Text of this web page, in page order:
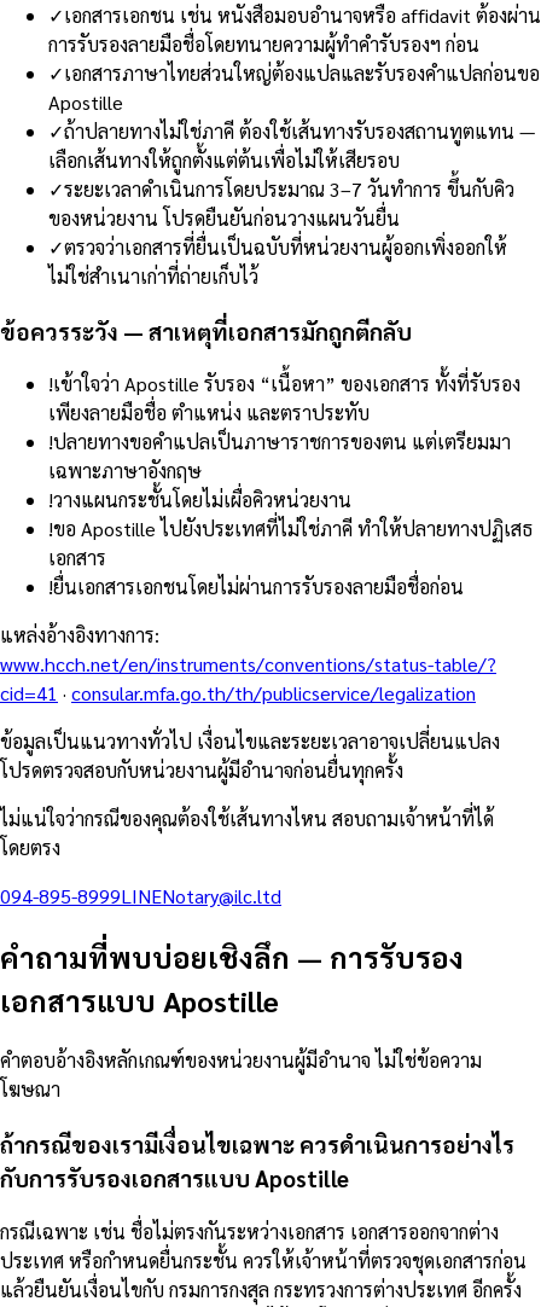
✓เอกสารเอกชน เช่น หนังสือมอบอำนาจหรือ affidavit ต้องผ่าน
การรับรองลายมือชื่อโดยทนายความผู้ทำคำรับรองฯ ก่อน
✓เอกสารภาษาไทยส่วนใหญ่ต้องแปลและรับรองคำแปลก่อนขอ
Apostille
✓ถ้าปลายทางไม่ใช่ภาคี ต้องใช้เส้นทางรับรองสถานทูตแทน —
เลือกเส้นทางให้ถูกตั้งแต่ต้นเพื่อไม่ให้เสียรอบ
✓ระยะเวลาดำเนินการโดยประมาณ 3–7 วันทำการ ขึ้นกับคิว
ของหน่วยงาน โปรดยืนยันก่อนวางแผนวันยื่น
✓ตรวจว่าเอกสารที่ยื่นเป็นฉบับที่หน่วยงานผู้ออกเพิ่งออกให้
ไม่ใช่สำเนาเก่าที่ถ่ายเก็บไว้
ข้อควรระวัง — สาเหตุที่เอกสารมักถูกตีกลับ
!เข้าใจว่า Apostille รับรอง “เนื้อหา” ของเอกสาร ทั้งที่รับรอง
เพียงลายมือชื่อ ตำแหน่ง และตราประทับ
!ปลายทางขอคำแปลเป็นภาษาราชการของตน แต่เตรียมมา
เฉพาะภาษาอังกฤษ
!วางแผนกระชั้นโดยไม่เผื่อคิวหน่วยงาน
!ขอ Apostille ไปยังประเทศที่ไม่ใช่ภาคี ทำให้ปลายทางปฏิเสธ
เอกสาร
!ยื่นเอกสารเอกชนโดยไม่ผ่านการรับรองลายมือชื่อก่อน
แหล่งอ้างอิงทางการ:
www.hcch.net/en/instruments/conventions/status-table/?
cid=41 · consular.mfa.go.th/th/publicservice/legalization
ข้อมูลเป็นแนวทางทั่วไป เงื่อนไขและระยะเวลาอาจเปลี่ยนแปลง
โปรดตรวจสอบกับหน่วยงานผู้มีอำนาจก่อนยื่นทุกครั้ง
ไม่แน่ใจว่ากรณีของคุณต้องใช้เส้นทางไหน สอบถามเจ้าหน้าที่ได้
โดยตรง
094-895-8999LINENotary@ilc.ltd
คำถามที่พบบ่อยเชิงลึก — การรับรอง
เอกสารแบบ Apostille
คำตอบอ้างอิงหลักเกณฑ์ของหน่วยงานผู้มีอำนาจ ไม่ใช่ข้อความ
โฆษณา
ถ้ากรณีของเรามีเงื่อนไขเฉพาะ ควรดำเนินการอย่างไร
กับการรับรองเอกสารแบบ Apostille
กรณีเฉพาะ เช่น ชื่อไม่ตรงกันระหว่างเอกสาร เอกสารออกจากต่าง
ประเทศ หรือกำหนดยื่นกระชั้น ควรให้เจ้าหน้าที่ตรวจชุดเอกสารก่อน
แล้วยืนยันเงื่อนไขกับ กรมการกงสุล กระทรวงการต่างประเทศ อีกครั้ง